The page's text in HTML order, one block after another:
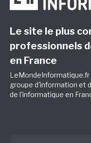
Le site le plus
professionnels
en France
LeMondeInformatique.fr
groupe d'information et
de l'informatique en